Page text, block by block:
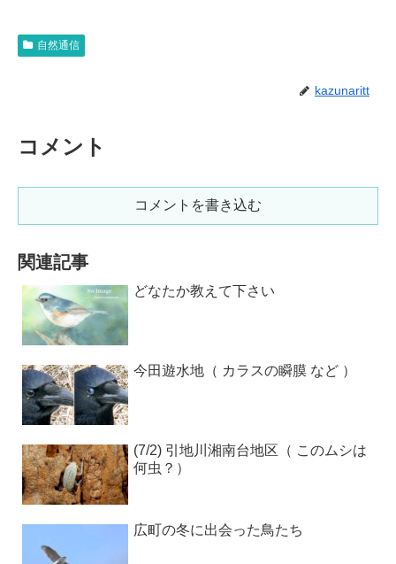
自然通信
kazunaritt
コメント
コメントを書き込む
関連記事
どなたか教えて下さい
今田遊水地（ カラスの瞬膜 など ）
(7/2) 引地川湘南台地区（ このムシは
何虫？）
広町の冬に出会った鳥たち